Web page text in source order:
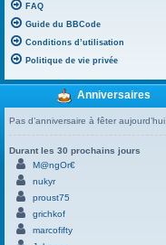
FAQ
Guide du BBCode
Conditions d’utilisation
Politique de vie privée
Anniversaires
Pas d’anniversaire à fêter aujourd’hui
Durant les 30 prochains jours
M@ngOr€
nukyr
proust75
grichkof
marcofifty